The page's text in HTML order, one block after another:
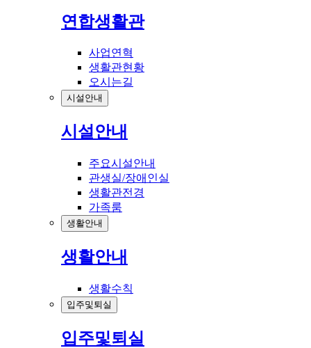
연합생활관
사업연혁
생활관현황
오시는길
시설안내
시설안내
주요시설안내
관생실/장애인실
생활관전경
가족룸
생활안내
생활안내
생활수칙
입주및퇴실
입주및퇴실